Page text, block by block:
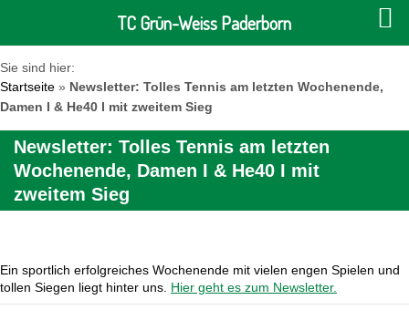
Sie sind hier:
Startseite » Newsletter: Tolles Tennis am letzten Wochenende,
Damen I & He40 I mit zweitem Sieg
Newsletter: Tolles Tennis am letzten
Wochenende, Damen I & He40 I mit
zweitem Sieg
Ein sportlich erfolgreiches Wochenende mit vielen engen Spielen und
tollen Siegen liegt hinter uns. Hier geht es zum Newsletter.
TC Grün-Weiss Paderborn